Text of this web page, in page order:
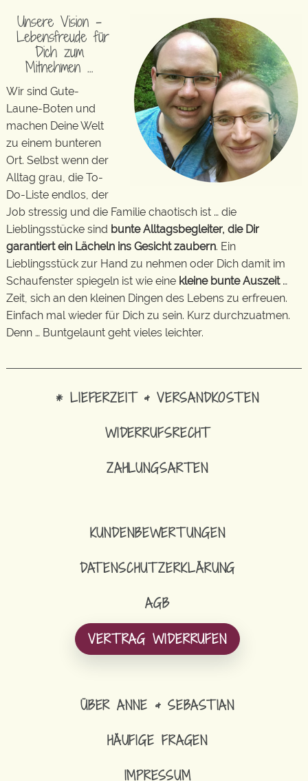
Unsere Vision –
Lebensfreude für
Dich zum
Mitnehmen …
Wir sind Gute-
Laune-Boten und
machen Deine Welt
zu einem bunteren
Ort. Selbst wenn der
Alltag grau, die To-
Do-Liste endlos, der
Job stressig und die Familie chaotisch ist … die
Lieblingsstücke sind bunte Alltagsbegleiter, die Dir
garantiert ein Lächeln ins Gesicht zaubern. Ein
Lieblingsstück zur Hand zu nehmen oder Dich damit im
Schaufenster spiegeln ist wie eine kleine bunte Auszeit…
Zeit, sich an den kleinen Dingen des Lebens zu erfreuen.
Einfach mal wieder für Dich zu sein. Kurz durchzuatmen.
Denn … Buntgelaunt geht vieles leichter.
* LIEFERZEIT & VERSANDKOSTEN
WIDERRUFSRECHT
ZAHLUNGSARTEN
KUNDENBEWERTUNGEN
DATENSCHUTZERKLÄRUNG
AGB
VERTRAG WIDERRUFEN
ÜBER ANNE & SEBASTIAN
HÄUFIGE FRAGEN
IMPRESSUM